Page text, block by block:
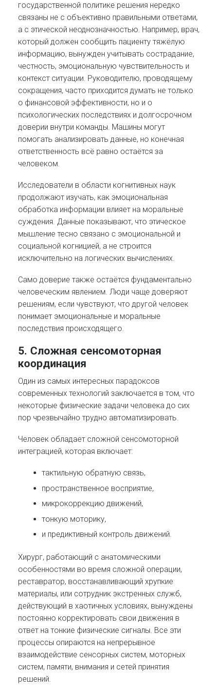
государственной политике решения нередко
связаны не с объективно правильными ответами,
а с этической неоднозначностью. Например, врач,
который должен сообщить пациенту тяжёлую
информацию, вынужден учитывать сострадание,
честность, эмоциональную чувствительность и
контекст ситуации. Руководителю, проводящему
сокращения, часто приходится думать не только
о финансовой эффективности, но и о
психологических последствиях и долгосрочном
доверии внутри команды. Машины могут
помогать анализировать данные, но конечная
ответственность всё равно остаётся за
человеком.
Исследователи в области когнитивных наук
продолжают изучать, как эмоциональная
обработка информации влияет на моральные
суждения. Данные показывают, что этическое
мышление тесно связано с эмоциональной и
социальной когницией, а не строится
исключительно на логических вычислениях.
Само доверие также остаётся фундаментально
человеческим явлением. Люди чаще доверяют
решениям, если чувствуют, что другой человек
понимает эмоциональные и моральные
последствия происходящего.
5. Сложная сенсомоторная
координация
Один из самых интересных парадоксов
современных технологий заключается в том, что
некоторые физические задачи человека до сих
пор чрезвычайно трудно автоматизировать.
Человек обладает сложной сенсомоторной
интеграцией, которая включает:
тактильную обратную связь,
пространственное восприятие,
микрокоррекцию движений,
тонкую моторику,
и предиктивный контроль движений.
Хирург, работающий с анатомическими
особенностями во время сложной операции,
реставратор, восстанавливающий хрупкие
материалы, или сотрудник экстренных служб,
действующий в хаотичных условиях, вынуждены
постоянно корректировать свои движения в
ответ на тонкие физические сигналы. Все эти
процессы опираются на непрерывное
взаимодействие сенсорных систем, моторных
систем, памяти, внимания и сетей принятия
решений.